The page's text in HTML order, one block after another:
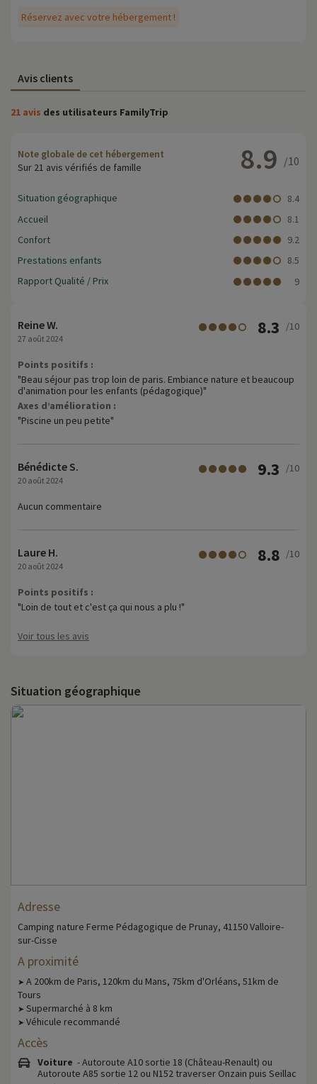
Réservez avec votre hébergement !
Avis clients
21 avis des utilisateurs FamilyTrip
Note globale de cet hébergement
Sur 21 avis vérifiés de famille
8.9 /10
Situation géographique
8.4
Accueil
8.1
Confort
9.2
Prestations enfants
8.5
Rapport Qualité / Prix
9
Reine W.
27 août 2024
8.3 /10
Points positifs :
"Beau séjour pas trop loin de paris. Embiance nature et beaucoup
d'animation pour les enfants (pédagogique)"
Axes d’amélioration :
"Piscine un peu petite"
Bénédicte S.
20 août 2024
9.3 /10
Aucun commentaire
Laure H.
20 août 2024
8.8 /10
Points positifs :
"Loin de tout et c'est ça qui nous a plu !"
Voir tous les avis
Situation géographique
Adresse
Camping nature Ferme Pédagogique de Prunay, 41150 Valloire-
sur-Cisse
A proximité
➤ A 200km de Paris, 120km du Mans, 75km d'Orléans, 51km de
Tours
➤ Supermarché à 8 km
➤ Véhicule recommandé
Accès
Voiture - Autoroute A10 sortie 18 (Château-Renault) ou
Autoroute A85 sortie 12 ou N152 traverser Onzain puis Seillac